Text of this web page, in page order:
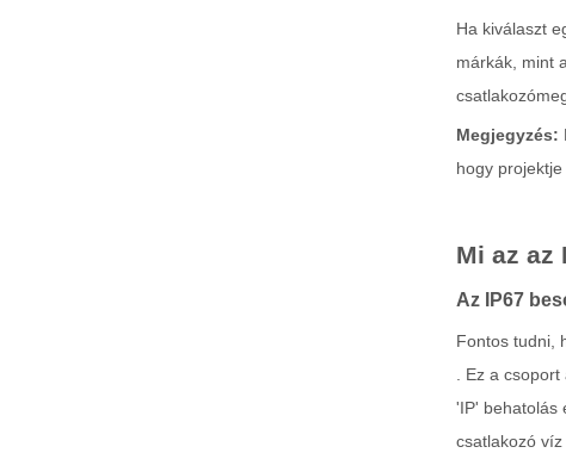
Ha kiválaszt
márkák, mint
Megjegyzés:
hogy
Mi az az
Az IP67
Fontos tudni,
. Ez a
'IP' behatolás
csatlakozó